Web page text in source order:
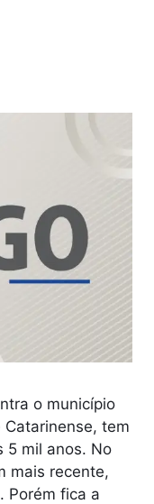
o município
tem
5 mil anos. No
mais recente,
Porém fica a